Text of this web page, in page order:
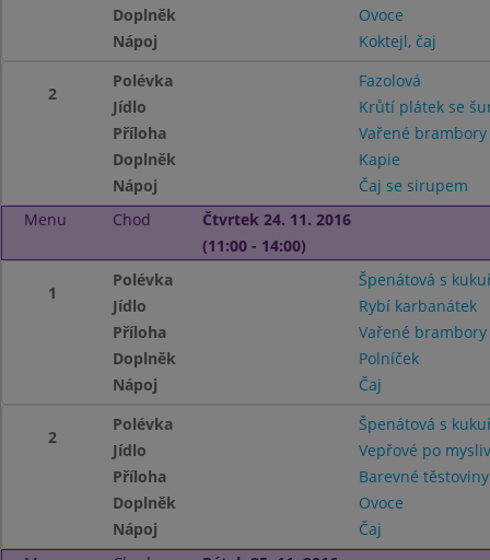
Doplněk
Ovoce
Nápoj
Koktejl, čaj
2
Polévka
Fazolová
Jídlo
Krůtí plátek se
Příloha
Vařené brambory
Doplněk
Kapie
Nápoj
Čaj se sirupem
Menu
Chod
Čtvrtek 24. 11. 2016
(11:00 - 14:00)
1
Polévka
Špenátová s
Jídlo
Rybí karbanátek
Příloha
Vařené
Doplněk
Polníček
Nápoj
Čaj
2
Polévka
Špenátová s
Jídlo
Vepřové po
Příloha
Barevné těstoviny
Doplněk
Ovoce
Nápoj
Čaj